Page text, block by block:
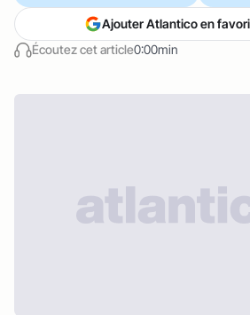
Écoutez cet article0:00min
Ajouter Atlantico en